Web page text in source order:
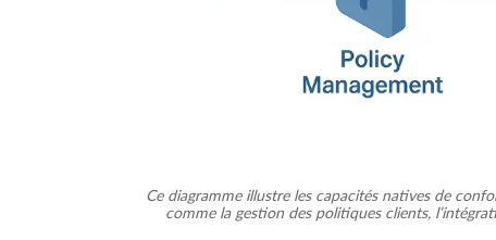
Ce diagramme illustre les capacités natives de
comme la gestion des politiques clients,